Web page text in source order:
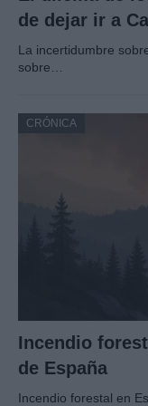
de dejar ir a
La incertidumbre
sobre…
CRÓNICA
Incendio
de España
Incendio forestal en